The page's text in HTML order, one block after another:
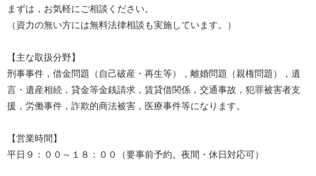
まずは，お気軽にご相談ください。
（資力の無い方には無料法律相談も実施しています。）
【主な取扱分野】
刑事事件，借金問題（自己破産・再生等），離婚問題（親権問題），遺
言・遺産相続，貸金等金銭請求，賃貸借関係，交通事故，犯罪被害者支
援，労働事件，詐欺的商法被害，医療事件等になります。
【営業時間】
平日９：００～１８：００（要事前予約。夜間・休日対応可）